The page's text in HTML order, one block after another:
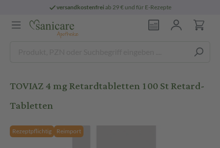
versandkostenfreiab 29 € und für E-Rezepte
TOVIAZ 4 mg Retardtabletten 100 St Retard-
Tabletten
Rezeptpflichtig Reimport